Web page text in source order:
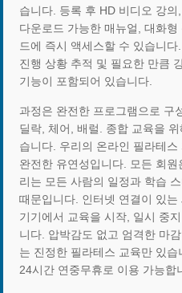
습니다. 등록 후 HD 비디오 강
다운로드 가능한 매뉴얼, 대화
드에 즉시 액세스할 수 있습니
진행 상황 추적 및 필요한 만큼
기능이 포함되어 있습니다.
과정은 완전한 프로그램으로 구
딜락, 체어, 배럴. 종합 교육을
습니다. 우리의 온라인 필라테
완전한 유연성입니다. 모든 회
리는 모든 사람의 일정과 학습
때문입니다. 인터넷 연결이 있
기기에서 교육을 시작, 일시 중
니다. 압박감도 없고 엄격한 마
는 진정한 필라테스 교육만 있
24시간 연중무휴로 이용 가능합